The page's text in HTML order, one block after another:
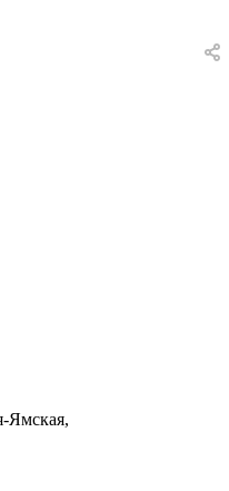
Ямская,